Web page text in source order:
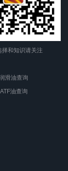
择和知识请关注
滑油查询
ATF油查询